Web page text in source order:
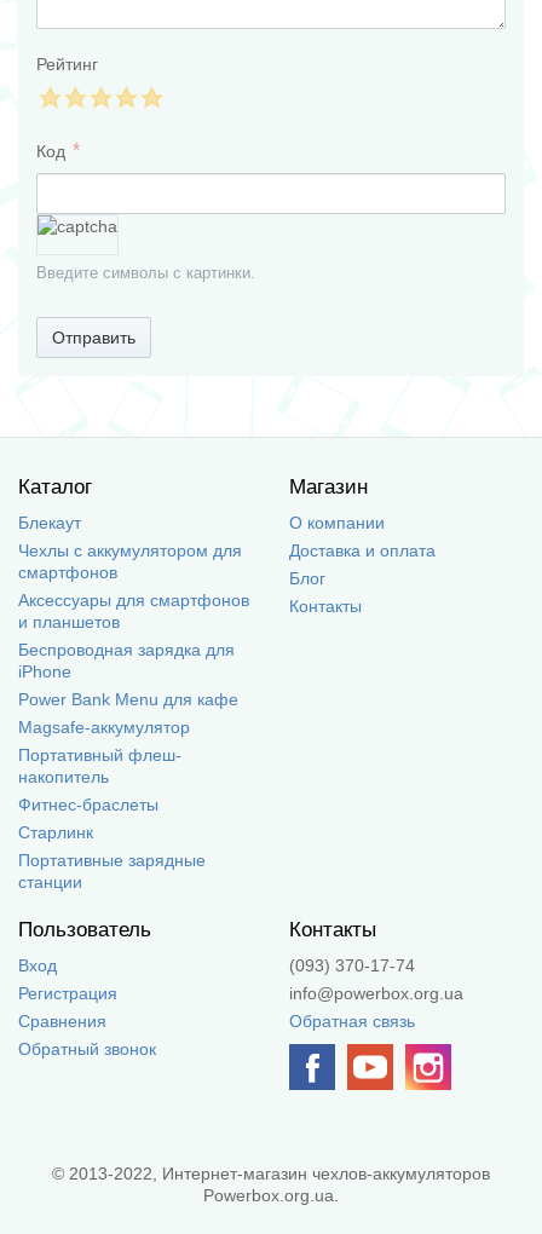
Рейтинг
Код
Введите символы с картинки.
Отправить
Каталог
Блекаут
Чехлы с аккумулятором для
смартфонов
Аксессуары для смартфонов
и планшетов
Беспроводная зарядка для
iPhone
Power Bank Menu для кафе
Magsafe-аккумулятор
Портативный флеш-
накопитель
Фитнес-браслеты
Старлинк
Портативные зарядные
станции
Магазин
О компании
Доставка и оплата
Блог
Контакты
Пользователь
Вход
Регистрация
Сравнения
Обратный звонок
Контакты
(093) 370-17-74
info@powerbox.org.ua
Обратная связь
© 2013-2022, Интернет-магазин чехлов-аккумуляторов
Powerbox.org.ua.